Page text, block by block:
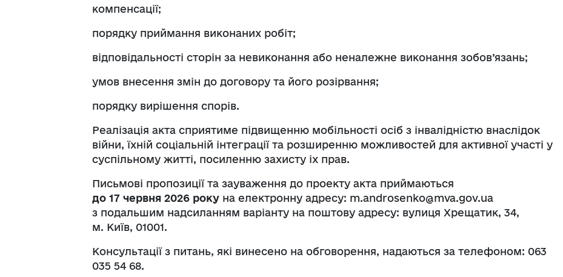
компенсації;
порядку приймання виконаних робіт;
відповідальності сторін за невиконання або неналежне виконання зобов’язань;
умов внесення змін до договору та його розірвання;
порядку вирішення спорів.
Реалізація акта сприятиме підвищенню мобільності осіб з інвалідністю внаслідок
війни, їхній соціальній інтеграції та розширенню можливостей для активної участі у
суспільному житті, посиленню захисту іх прав.
Письмові пропозиції та зауваження до проекту акта приймаються
до 17 червня 2026 року на електронну адресу: m.androsenko@mva.gov.ua
з подальшим надсиланням варіанту на поштову адресу: вулиця Хрещатик, 34,
м. Київ, 01001.
Консультації з питань, які винесено на обговорення, надаються за телефоном: 063
035 54 68.